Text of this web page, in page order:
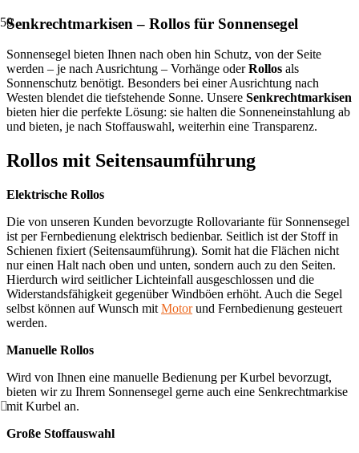
Senkrechtmarkisen – Rollos für Sonnensegel
Sonnensegel bieten Ihnen nach oben hin Schutz, von der Seite
werden – je nach Ausrichtung – Vorhänge oderRollos als
Sonnenschutz benötigt. Besonders bei einer Ausrichtung nach
Westen blendet die tiefstehende Sonne. Unsere Senkrechtmarkisen
bieten hier die perfekte Lösung: sie halten die Sonneneinstahlung ab
und bieten, je nach Stoffauswahl, weiterhin eine Transparenz.
Rollos mit Seitensaumführung
Elektrische Rollos
Die von unseren Kunden bevorzugte Rollovariante für Sonnensegel
ist per Fernbedienung elektrisch bedienbar. Seitlich ist der Stoff in
Schienen fixiert (Seitensaumführung). Somit hat die Flächen nicht
nur einen Halt nach oben und unten, sondern auch zu den Seiten.
Hierdurch wird seitlicher Lichteinfall ausgeschlossen und die
Widerstandsfähigkeit gegenüber Windböen erhöht. Auch die Segel
selbst können auf Wunsch mit Motorund Fernbedienung gesteuert
werden.
Manuelle Rollos
Wird von Ihnen eine manuelle Bedienung per Kurbel bevorzugt,
bieten wir zu Ihrem Sonnensegel gerne auch eine Senkrechtmarkise
mit Kurbel an.
Große Stoffauswahl